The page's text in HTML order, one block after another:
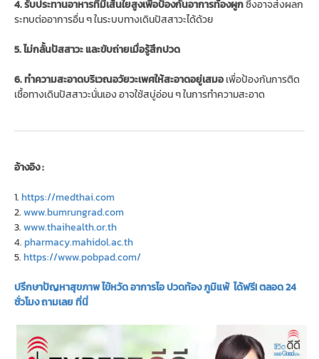
4. รับประทานอาหารที่มีเส้นใยสูงเพื่อป้องกันอาการท้องผูกซึ่งอาจส่งผลก
ระทบต่ออาการอื่น ๆ ในระบบทางเดินปัสสาวะได้ด้วย
5. ไม่กลั้นปัสสาวะ และขับถ่ายเมื่อรู้สึกปวด
6. ทำความสะอาดบริเวณอวัยวะเพศให้สะอาดอยู่เสมอ เพื่อป้องกันการติด
เชื้อทางเดินปัสสาวะนั่นเอง อาจใช้สบู่อ่อน ๆ ในการทำความสะอาด
อ้างอิง :
1. https://medthai.com
2. www.bumrungrad.com
3. www.thaihealth.or.th
4. pharmacy.mahidol.ac.th
5. https://www.pobpad.com/
ปรึกษาปัญหาสุขภาพ ไข้หวัด อาการไอ ปวดท้อง ภูมิแพ้ ได้ฟรี! ตลอด 24
ชั่วโมง ถามเลย ที่นี่